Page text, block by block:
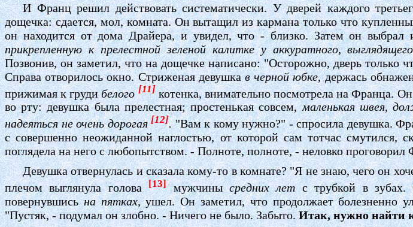
И Франц решил действовать систематически. У дверей каждого
дощечка: сдается, мол, комната. Он вытащил из кармана только что
он находится от дома Драйера, и увидел, что - близко. Затем он
прикрепленную к прелестной зеленой калитке у аккуратного,
Позвонив, он заметил, что на дощечке написано: "Осторожно, дверь только
Справа отворилось окно. Стриженая девушка в черной юбке, держась
прижимая к грудибелого[11]котенка, внимательно посмотрела на Франца.
во рту: девушка была прелестная; простенькая совсем,маленькая швея,
надеяться не очень дорогая[12]."Вам к кому нужно?" - спросила девушка.
с совершенно неожиданной наглостью, от которой сам тотчас
поглядела на него с любопытством. - Полноте, полноте, - неловко
Девушка отвернулась и сказала кому-то в комнате? "Я не знаю, чего он
плечом выглянула голова[13]мужчинысредних летс трубкой в
повернувшисьна пятках, ушел. Он заметил, что продолжает болезненно
"Пустяк, - подумал он злобно. - Ничего не было. Забыто.Итак, нужно найти